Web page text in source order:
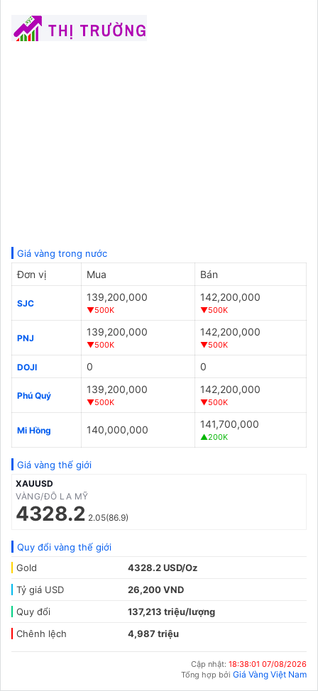
Giá vàng trong nước
Đơn vị Mua Bán
SJC
139,200,000
▼500K
142,200,000
▼500K
PNJ
139,200,000
▼500K
142,200,000
▼500K
DOJI 0 0
Phú Quý
139,200,000
▼500K
142,200,000
▼500K
Mi Hồng 140,000,000 141,700,000
▲200K
Giá vàng thế giới
XAUUSD
VÀNG/ĐÔ LA MỸ
4328.2 2.05(86.9)
Quy đổi vàng thế giới
Gold
4328.2 USD/Oz
Tỷ giá USD
26,200 VND
Quy đổi
137,213 triệu/lượng
Chênh lệch
4,987 triệu
Cập nhật: 18:38:01 07/08/2026
Tổng hợp bởi Giá Vàng Việt Nam